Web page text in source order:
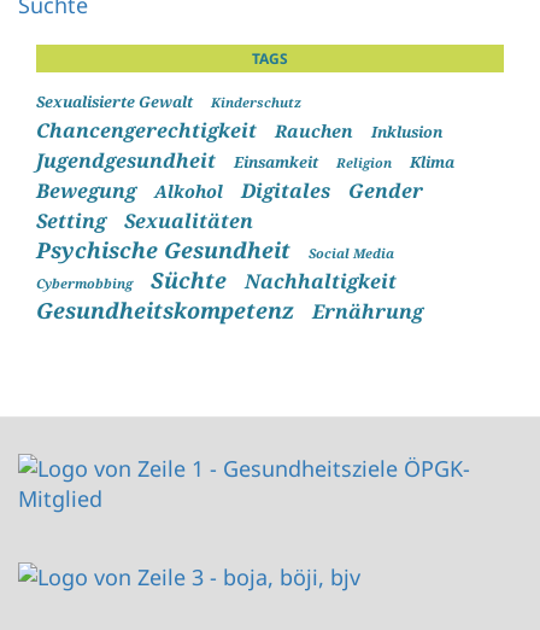
TAGS
Sexualisierte Gewalt Kinderschutz
Chancengerechtigkeit Rauchen Inklusion
Jugendgesundheit Einsamkeit Religion Klima
Bewegung Alkohol Digitales
Gender
Setting
Sexualitäten
Psychische Gesundheit
Social Media
Cybermobbing
Süchte Nachhaltigkeit
Gesundheitskompetenz Ernährung